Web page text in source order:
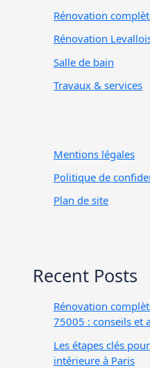
Rénovation
Rénovation
Salle de bain
Travaux & services
Mentions légales
Politique de
Plan de site
Recent Posts
Rénovation
75005 : conseils et
Les étapes clés
intérieure à Paris